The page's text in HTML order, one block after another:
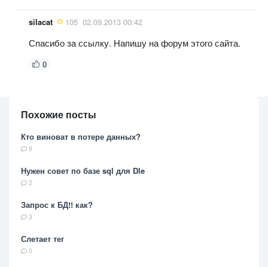
silacat 105 02.09.2013 00:42
Спасибо за ссылку. Напишу на форум этого сайта.
0
Похожие посты
Кто виноват в потере данных?
9
Нужен совет по базе sql для Dle
2
Запрос к БД!! как?
3
Слетает тег
0